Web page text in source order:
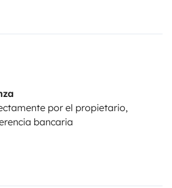
por el propietario,
bancaria